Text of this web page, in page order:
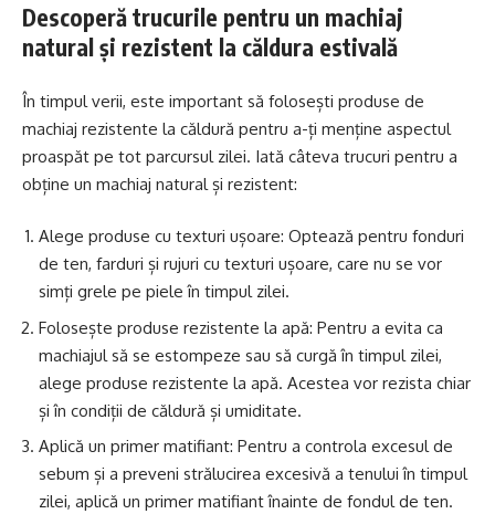
Descoperă trucurile pentru un machiaj
natural și rezistent la căldura estivală
În timpul verii, este important să folosești produse de
machiaj rezistente la căldură pentru a-ți menține aspectul
proaspăt pe tot parcursul zilei. Iată câteva trucuri pentru a
obține un machiaj natural și rezistent:
Alege produse cu texturi ușoare: Optează pentru fonduri
de ten, farduri și rujuri cu texturi ușoare, care nu se vor
simți grele pe piele în timpul zilei.
Folosește produse rezistente la apă: Pentru a evita ca
machiajul să se estompeze sau să curgă în timpul zilei,
alege produse rezistente la apă. Acestea vor rezista chiar
și în condiții de căldură și umiditate.
Aplică un primer matifiant: Pentru a controla excesul de
sebum și a preveni strălucirea excesivă a tenului în timpul
zilei, aplică un primer matifiant înainte de fondul de ten.